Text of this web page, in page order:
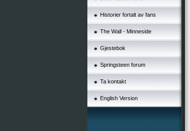
Historier fortalt av fans
The Wall - Minneside
Gjestebok
Springsteen forum
Ta kontakt
English Version